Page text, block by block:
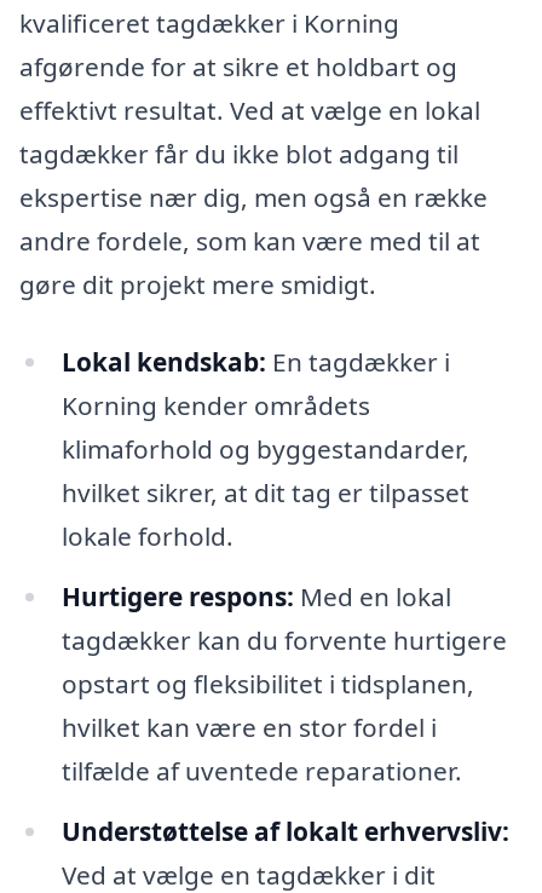
kvalificeret tagdækker i Korning
afgørende for at sikre et holdbart og
effektivt resultat. Ved at vælge en lokal
tagdækker får du ikke blot adgang til
ekspertise nær dig, men også en række
andre fordele, som kan være med til at
gøre dit projekt mere smidigt.
Lokal kendskab: En tagdækker i
Korning kender områdets
klimaforhold og byggestandarder,
hvilket sikrer, at dit tag er tilpasset
lokale forhold.
Hurtigere respons: Med en lokal
tagdækker kan du forvente hurtigere
opstart og fleksibilitet i tidsplanen,
hvilket kan være en stor fordel i
tilfælde af uventede reparationer.
Understøttelse af lokalt erhvervsliv:
Ved at vælge en tagdækker i dit